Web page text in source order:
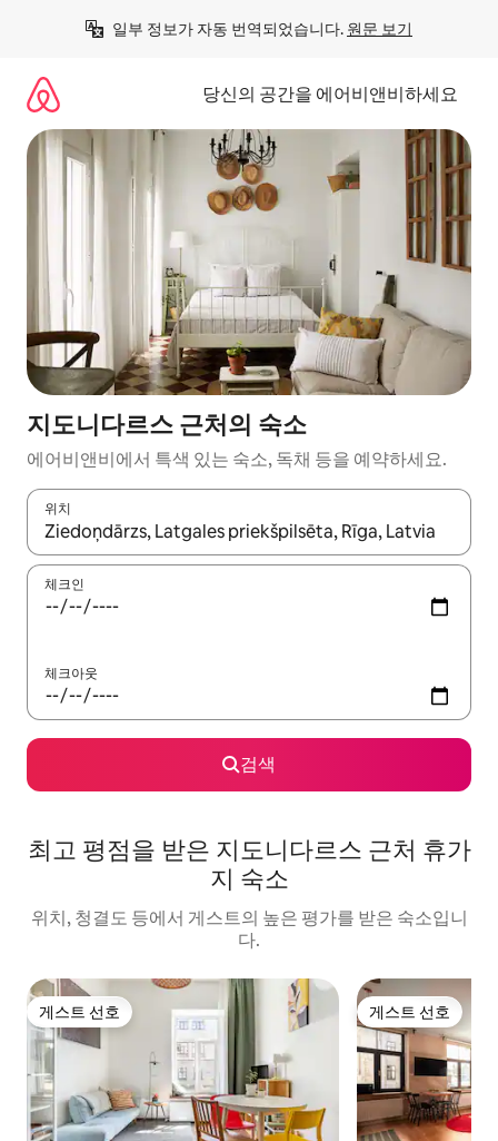
일부 정보가 자동 번역되었습니다. 원문 보기
당신의 공간을 에어비앤비하세요
지도니다르스 근처의 숙소
에어비앤비에서 특색 있는 숙소, 독채 등을 예약하세요.
위치
결과가 나오면 위·아래 화살표 키를 사용하거나 터치 또는 스와이
체크인
체크아웃
검색
최고 평점을 받은 지도니다르스 근처 휴가
지 숙소
위치, 청결도 등에서 게스트의 높은 평가를 받은 숙소입니
다.
게스트 선호
게스트 선호 게스트 선호
게스트 선호